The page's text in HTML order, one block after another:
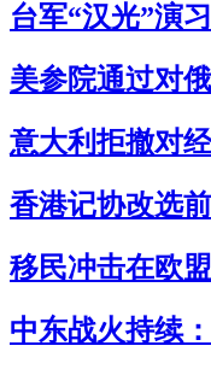
台军“汉光”演
美参院通过对
意大利拒撤对
香港记协改选
移民冲击在欧
中东战火持续